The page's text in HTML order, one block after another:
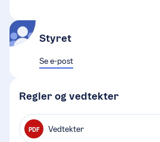
Styret
Se e-post
Regler og vedtekter
PDF Vedtekter